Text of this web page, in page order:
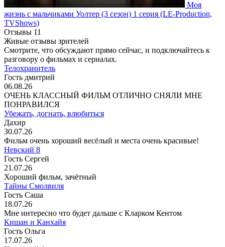
Моя
жизнь с мальчиками Уолтер (3 сезон) 1 серия (LE-Production,
TVShows)
Отзывы 11
Живые отзывы зрителей
Смотрите, что обсуждают прямо сейчас, и подключайтесь к
разговору о фильмах и сериалах.
Телохранитель
Гость дмитрий
06.08.26
ОЧЕНЬ КЛАССНЫЙ ФИЛЬМ ОТЛИЧНО СНЯЛИ МНЕ
ПОНРАВИЛСЯ
Убежать, догнать, влюбиться
Дахир
30.07.26
Фильм очень хороший весёлый и места очень красивые!
Невский 8
Гость Сергей
21.07.26
Хороший фильм, зачётный
Тайны Смолвиля
Гость Саша
18.07.26
Мне интересно что будет дальше с Кларком Кентом
Кишан и Канхайя
Гость Ольга
17.07.26